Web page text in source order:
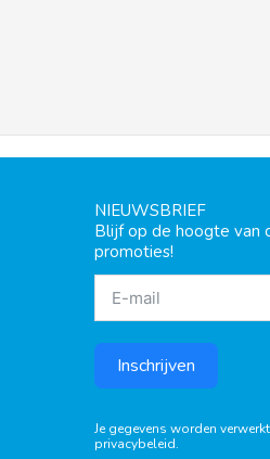
NIEUWSBRIEF
Blijf op de hoogte van
promoties!
Inschrijven
Je gegevens worden
privacybeleid.